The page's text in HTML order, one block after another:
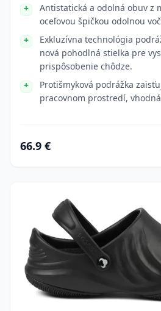
Antistatická a odolná obuv z
oceľovou špičkou odolnou
Exkluzívna technológia
nová pohodlná stielka pre
prispôsobenie chôdze.
Protišmyková podrážka
pracovnom prostredí,
66.9 €